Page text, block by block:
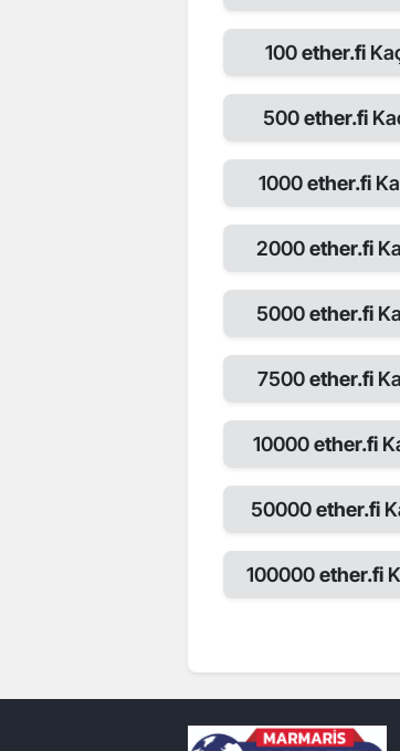
100ether.fi
500ether.fi
1000ether.fi
2000ether.fi
5000ether.fi
7500ether.fi
10000ether.fi
50000ether.fi
100000ether.fi